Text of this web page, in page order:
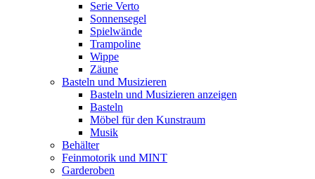
Serie Verto
Sonnensegel
Spielwände
Trampoline
Wippe
Zäune
Basteln und Musizieren
Basteln und Musizieren anzeigen
Basteln
Möbel für den Kunstraum
Musik
Behälter
Feinmotorik und MINT
Garderoben